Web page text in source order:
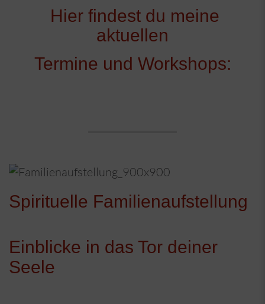
Hier findest du meine
aktuellen
Termine und Workshops:
Spirituelle Familienaufstellung
Einblicke in das Tor deiner
Seele